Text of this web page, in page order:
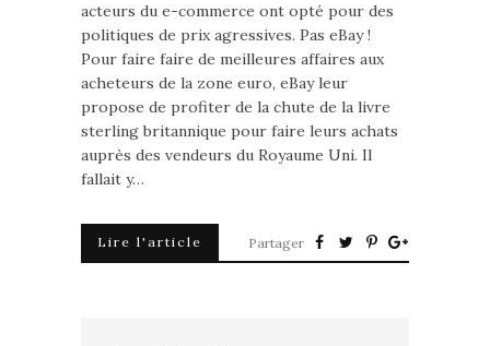
acteurs du e-commerce ont opté pour des
politiques de prix agressives. Pas eBay !
Pour faire faire de meilleures affaires aux
acheteurs de la zone euro, eBay leur
propose de profiter de la chute de la livre
sterling britannique pour faire leurs achats
auprès des vendeurs du Royaume Uni. Il
fallait y…
Lire l'article Partager